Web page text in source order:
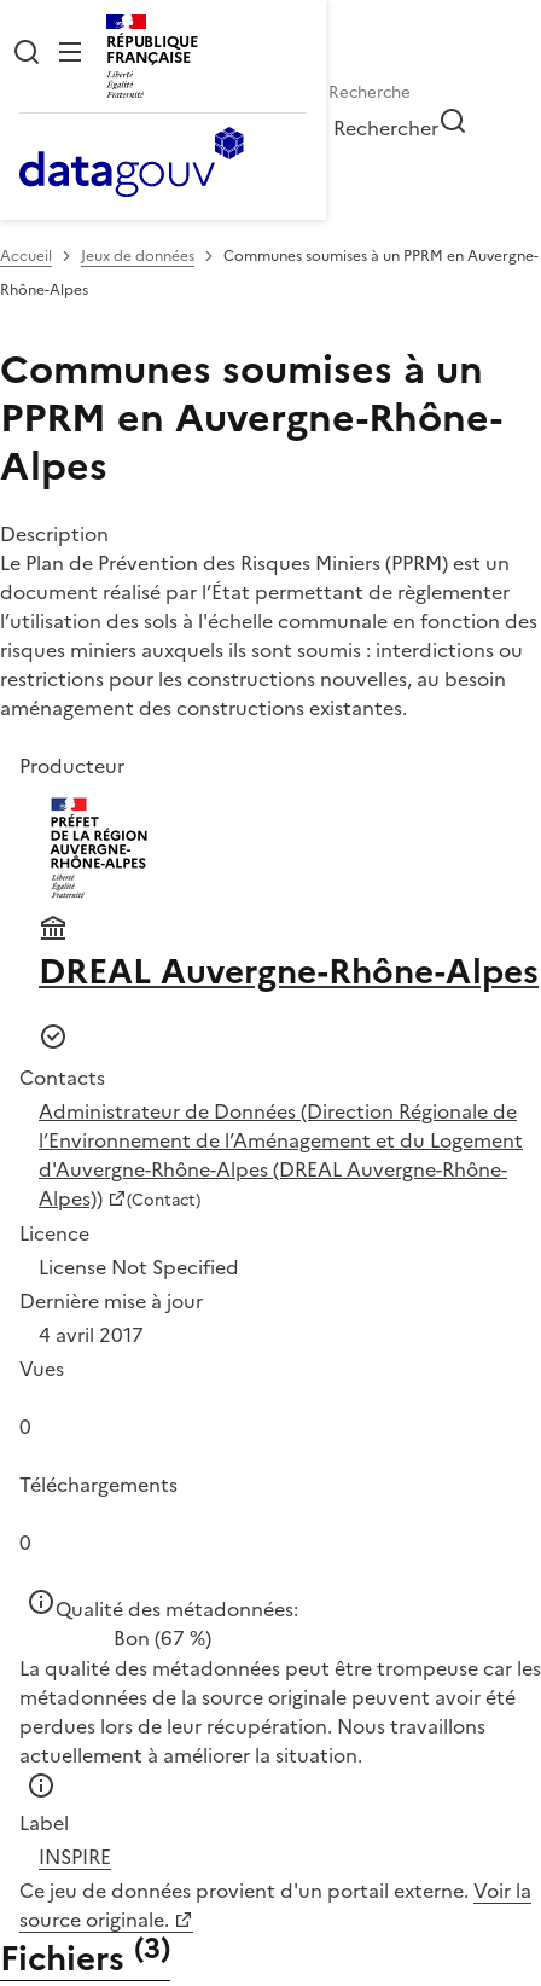
RÉPUBLIQUE
FRANÇAISE
Rechercher
Accueil Jeux de données
Communes soumises à un PPRM en Auvergne-
Rhône-Alpes
Communes soumises à un
PPRM en Auvergne-Rhône-
Alpes
Description
Le Plan de Prévention des Risques Miniers (PPRM) est un
document réalisé par l’État permettant de règlementer
l’utilisation des sols à l'échelle communale en fonction des
risques miniers auxquels ils sont soumis : interdictions ou
restrictions pour les constructions nouvelles, au besoin
aménagement des constructions existantes.
Producteur
DREAL Auvergne-Rhône-Alpes
Contacts
Administrateur de Données (Direction Régionale de
l’Environnement de l’Aménagement et du Logement
d'Auvergne-Rhône-Alpes (DREAL Auvergne-Rhône-
Alpes))
(Contact)
Licence
License Not Specified
Dernière mise à jour
4 avril 2017
Vues
0
Téléchargements
0
Qualité des métadonnées:
Bon (67 %)
La qualité des métadonnées peut être trompeuse car les
métadonnées de la source originale peuvent avoir été
perdues lors de leur récupération. Nous travaillons
actuellement à améliorer la situation.
Label
INSPIRE
Ce jeu de données provient d'un portail externe. Voir la
source originale.
Fichiers (3)